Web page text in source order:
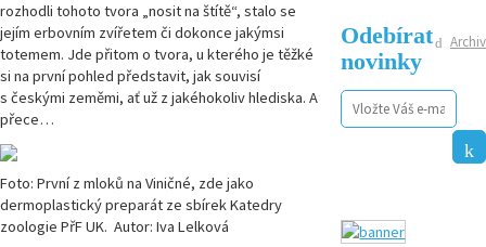
rozhodli tohoto tvora „nosit na štítě“, stalo se
jejím erbovním zvířetem či dokonce jakýmsi
totemem. Jde přitom o tvora, u kterého je těžké
si na první pohled představit, jak souvisí
s českými zeměmi, ať už z jakéhokoliv hlediska. A
přece…
Foto: První z mloků na Viničné, zde jako
dermoplastický preparát ze sbírek Katedry
zoologie PřF UK. Autor: Iva Lelková
Archiv
Odebírat
novinky